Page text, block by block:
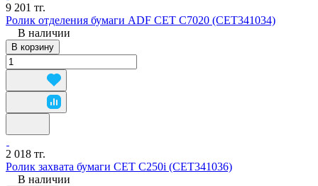
9 201 тг.
Ролик отделения бумаги ADF СЕТ C7020 (CET341034)
В наличии
В корзину
2 018 тг.
Ролик захвата бумаги CET C250i (CET341036)
В наличии